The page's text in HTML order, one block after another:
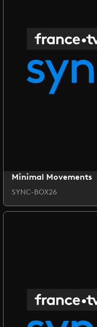
Minimal Movements
SYNC-BOX26